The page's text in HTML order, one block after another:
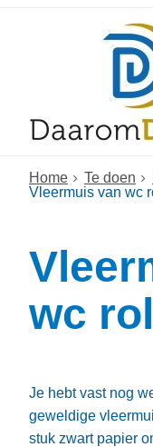
Home Te doen
Vleermuis van wc
wc rol
Je hebt vast nog
geweldige
stuk zwart papier